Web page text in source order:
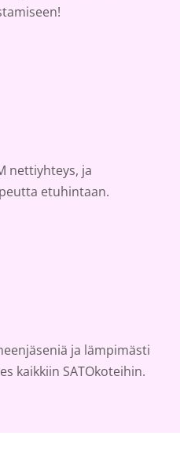
nettiyhteys, ja
etuhintaan.
ja lämpimästi
kaikkiin SATOkoteihin.